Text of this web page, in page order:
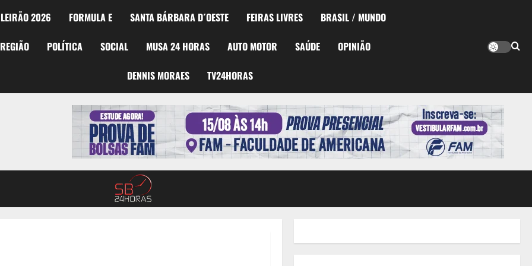
2026 FORMULA E SANTA BÁRBARA D´OESTE FEIRAS LIVRES BRASIL / MUNDO
REGIÃO POLÍTICA SOCIAL MUSA 24 HORAS AUTO MOTOR SAÚDE OPINIÃO
DENNIS MORAES TV24HORAS